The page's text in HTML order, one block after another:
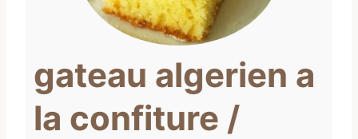
gateau algerien a
la confiture /